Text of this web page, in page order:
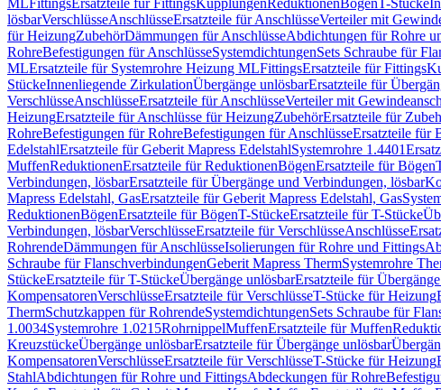
MLFittingsErsatzteile für FittingsKupplungenReduktionenBögenT-Stücke
lösbarVerschlüsseAnschlüsseErsatzteile für AnschlüsseVerteiler mit
für HeizungZubehörDämmungen für AnschlüsseAbdichtungen für Rohre
RohreBefestigungen für AnschlüsseSystemdichtungenSets Schraube für
MLErsatzteile für Systemrohre Heizung MLFittingsErsatzteile für Fittings
StückeInnenliegende ZirkulationÜbergänge unlösbarErsatzteile für
VerschlüsseAnschlüsseErsatzteile für AnschlüsseVerteiler mit
HeizungErsatzteile für Anschlüsse für HeizungZubehörErsatzteile für
RohreBefestigungen für RohreBefestigungen für AnschlüsseErsatzteile für
EdelstahlErsatzteile für Geberit Mapress EdelstahlSystemrohre 1.4401
MuffenReduktionenErsatzteile für ReduktionenBögenErsatzteile für Bögen
Verbindungen, lösbarErsatzteile für Übergänge und Verbindungen, lösbar
Mapress Edelstahl, GasErsatzteile für Geberit Mapress Edelstahl, Gas
ReduktionenBögenErsatzteile für BögenT-StückeErsatzteile für T-Stücke
Verbindungen, lösbarVerschlüsseErsatzteile für VerschlüsseAnschlüsse
RohrendeDämmungen für AnschlüsseIsolierungen für Rohre und Fittings
Schraube für FlanschverbindungenGeberit Mapress ThermSystemrohre
StückeErsatzteile für T-StückeÜbergänge unlösbarErsatzteile für
KompensatorenVerschlüsseErsatzteile für VerschlüsseT-Stücke für Heizung
ThermSchutzkappen für RohrendeSystemdichtungenSets Schraube für
1.0034Systemrohre 1.0215RohrnippelMuffenErsatzteile für Muffen
KreuzstückeÜbergänge unlösbarErsatzteile für Übergänge unlösbar
KompensatorenVerschlüsseErsatzteile für VerschlüsseT-Stücke für Heizung
StahlAbdichtungen für Rohre und FittingsAbdeckungen für Rohre